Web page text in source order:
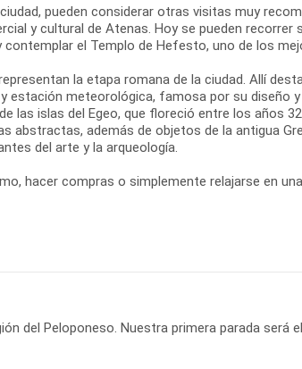
pueden considerar otras visitas muy
y cultural de Atenas. Hoy se pueden recorrer
el Templo de Hefesto, uno de los
la etapa romana de la ciudad. Allí
estación meteorológica, famosa por su diseño y
las islas del Egeo, que floreció entre los años
abstractas, además de objetos de la antigua
del arte y la arqueología.
hacer compras o simplemente relajarse en
del Peloponeso. Nuestra primera parada será